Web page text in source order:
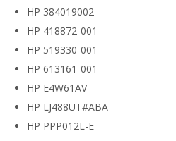
HP 384019002
HP 418872-001
HP 519330-001
HP 613161-001
HP E4W61AV
HP LJ488UT#ABA
HP PPP012L-E